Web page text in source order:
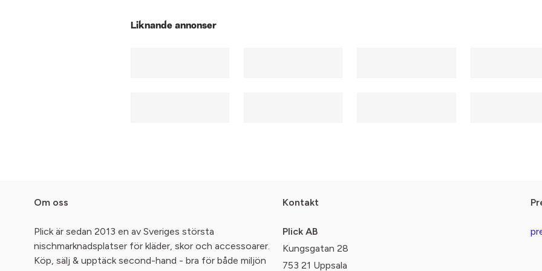
Liknande annonser
Om oss
Plick är sedan 2013 en av Sveriges största
nischmarknadsplatser för kläder, skor och accessoarer.
Köp, sälj & upptäck second-hand - bra för både miljön
Kontakt
Plick AB
Kungsgatan 28
753 21 Uppsala